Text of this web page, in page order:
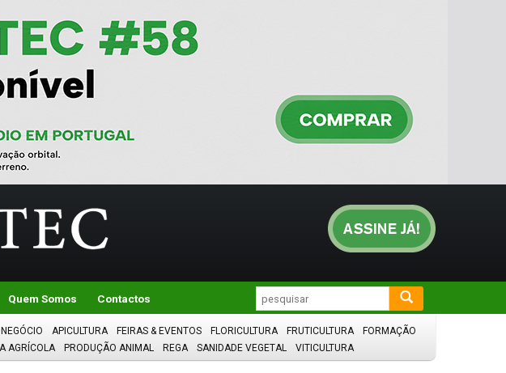
Quem Somos Contactos
APICULTURA FEIRAS & EVENTOS FLORICULTURA FRUTICULTURA
FORMAÇÃO
AGRÍCOLA PRODUÇÃO ANIMAL REGA SANIDADE VEGETAL VITICULTURA